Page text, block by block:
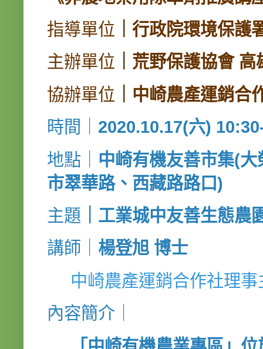
指導單位 ｜行政院環境保護
主辦單位 ｜荒野保護協會 高
協辦單位 ｜中崎農產運銷合
時間｜ 2020.10.17(六)
地點｜ 中崎有機友善市集(
市翠華路、西藏路路口)
主題 ｜工業城中友善生態
講師｜ 楊登旭 博士
中崎農產運銷合作社理事
內容簡介｜